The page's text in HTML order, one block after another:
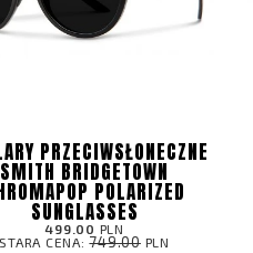
PRZECIWSŁONECZNE
SMITH BRIDGETOWN
POLARIZED
SUNGLASSES
499.00 PLN
STARA CENA:749.00PLN